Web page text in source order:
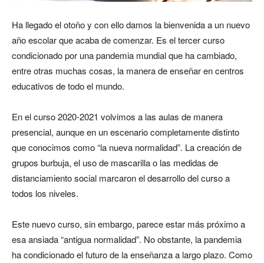
Ha llegado el otoño y con ello damos la bienvenida a un nuevo
año escolar que acaba de comenzar. Es el tercer curso
condicionado por una pandemia mundial que ha cambiado,
entre otras muchas cosas, la manera de enseñar en centros
educativos de todo el mundo.
En el curso 2020-2021 volvimos a las aulas de manera
presencial, aunque en un escenario completamente distinto
que conocimos como “la nueva normalidad”. La creación de
grupos burbuja, el uso de mascarilla o las medidas de
distanciamiento social marcaron el desarrollo del curso a
todos los niveles.
Este nuevo curso, sin embargo, parece estar más próximo a
esa ansiada “antigua normalidad”. No obstante, la pandemia
ha condicionado el futuro de la enseñanza a largo plazo. Como